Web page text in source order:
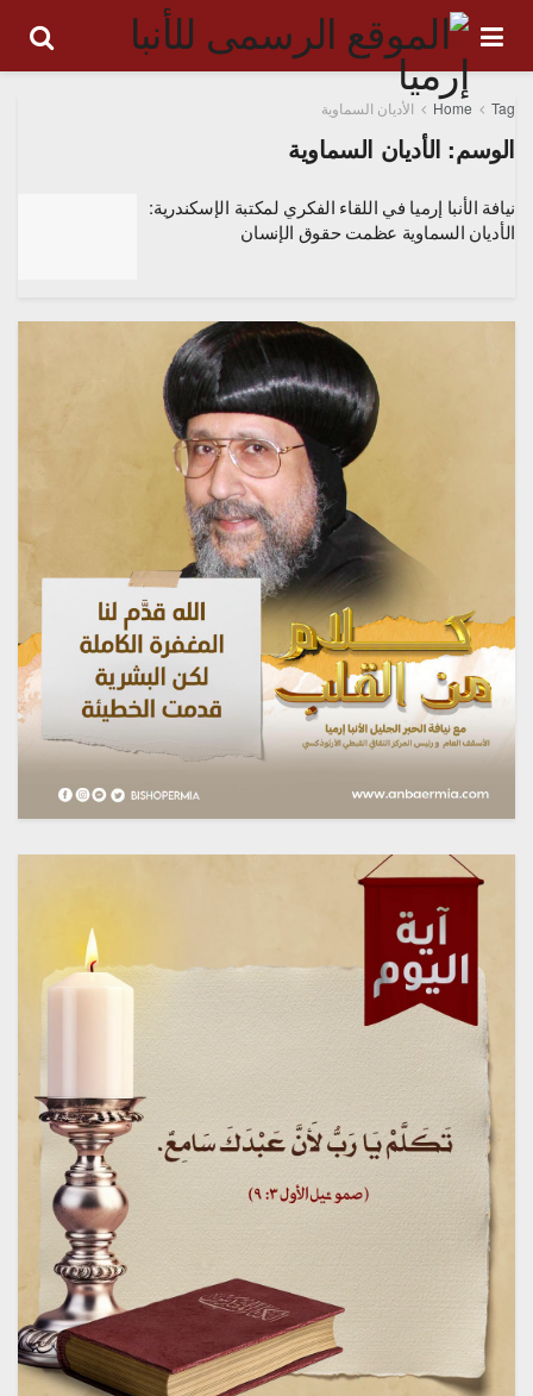
Home Tag الأديان السماوية
الوسم: الأديان السماوية
نيافة الأنبا إرميا في اللقاء الفكري لمكتبة الإسكندرية:
الأديان السماوية عظمت حقوق الإنسان